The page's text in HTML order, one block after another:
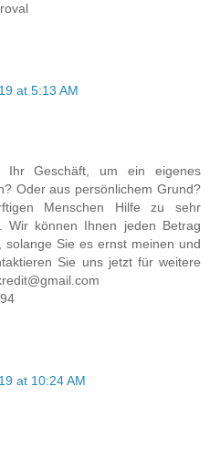
at 5:13 AM
Ihr Geschäft, um ein eigenes
Oder aus persönlichem Grund?
Menschen Hilfe zu sehr
Wir können Ihnen jeden Betrag
solange Sie es ernst meinen und
Sie uns jetzt für weitere
at 10:24 AM